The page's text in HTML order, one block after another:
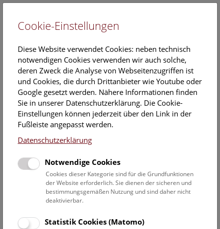
EN
Veranstaltungskalender
Informationen zu Gruppen,- Kindergarten- und
Schulprogrammen finden Siehier
Datumsfilter
13.5.2022
Datum auswählen
Cookie-Einstellungen
Diese Website verwendet Cookies: neben technisch
notwendigen Cookies verwenden wir auch solche,
deren Zweck die Analyse von Webseitenzugriffen ist
und Cookies, die durch Drittanbieter wie Youtube oder
Google gesetzt werden. Nähere Informationen finden
Sie in unserer Datenschutzerklärung. Die Cookie-
Einstellungen können jederzeit über den Link in der
Fußleiste angepasst werden.
Datenschutzerklärung
Notwendige Cookies
Cookies dieser Kategorie sind für die Grundfunktionen
der Website erforderlich. Sie dienen der sicheren und
bestimmungsgemäßen Nutzung und sind daher nicht
deaktivierbar.
Statistik Cookies (Matomo)